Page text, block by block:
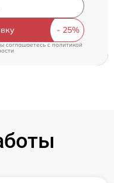
соглашаетесь c политикой